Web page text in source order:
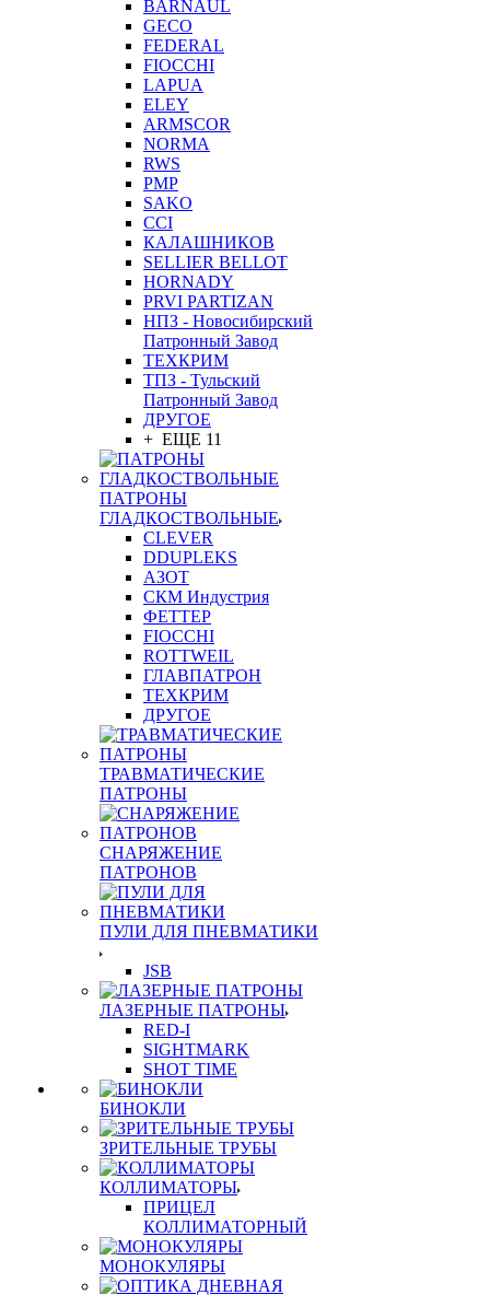
BARNAUL
GEСO
FEDERAL
FIOCCHI
LAPUA
ELEY
ARMSCOR
NORMA
RWS
PMP
SAKO
CCI
КАЛАШНИКОВ
SELLIER BELLOT
HORNADY
PRVI PARTIZAN
НПЗ - Новосибирский
Патронный Завод
ТЕХКРИМ
ТПЗ - Тульский
Патронный Завод
ДРУГОЕ
+ ЕЩЕ 11
ПАТРОНЫ
ГЛАДКОСТВОЛЬНЫЕ
CLEVER
DDUPLEKS
АЗОТ
СКМ Индустрия
ФЕТТЕР
FIOCCHI
ROTTWEIL
ГЛАВПАТРОН
ТЕХКРИМ
ДРУГОЕ
ТРАВМАТИЧЕСКИЕ
ПАТРОНЫ
СНАРЯЖЕНИЕ
ПАТРОНОВ
ПУЛИ ДЛЯ ПНЕВМАТИКИ
JSB
ЛАЗЕРНЫЕ ПАТРОНЫ
RED-I
SIGHTMARK
SHOT TIME
БИНОКЛИ
ЗРИТЕЛЬНЫЕ ТРУБЫ
КОЛЛИМАТОРЫ
ПРИЦЕЛ
КОЛЛИМАТОРНЫЙ
МОНОКУЛЯРЫ